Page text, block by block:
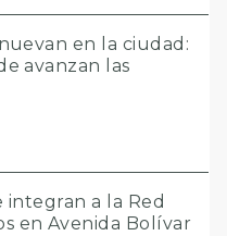
en la ciudad:
avanzan las
integran a la Red
en Avenida Bolívar